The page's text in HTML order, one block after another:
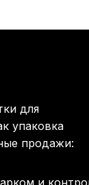
для
упаковка
продажи:
и